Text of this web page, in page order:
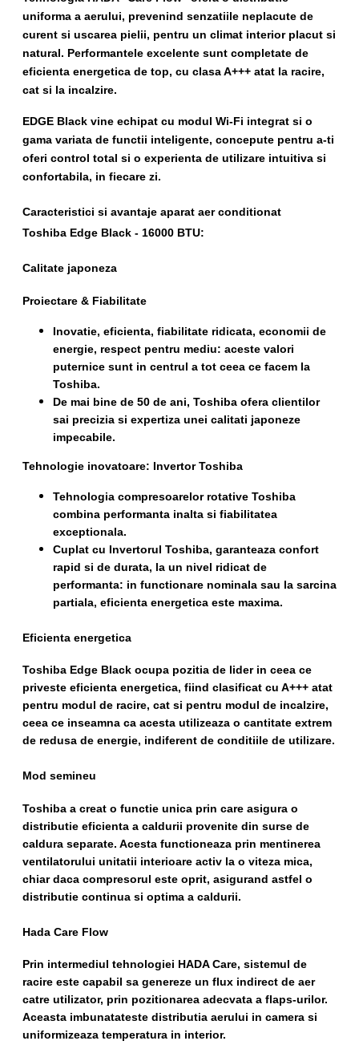
uniforma a aerului, prevenind senzatiile neplacute de
curent si uscarea pielii, pentru un climat interior placut si
natural. Performantele excelente sunt completate de
eficienta energetica de top, cu clasa A+++ atat la racire,
cat si la incalzire.
EDGE Black vine echipat cu modul Wi-Fi integrat si o
gama variata de functii inteligente, concepute pentru a-ti
oferi control total si o experienta de utilizare intuitiva si
confortabila, in fiecare zi.
Caracteristici si avantaje aparat aer conditionat
Toshiba Edge Black - 16000 BTU:
Calitate japoneza
Proiectare & Fiabilitate
Inovatie, eficienta, fiabilitate ridicata, economii de
energie, respect pentru mediu: aceste valori
puternice sunt in centrul a tot ceea ce facem la
Toshiba.
De mai bine de 50 de ani, Toshiba ofera clientilor
sai precizia si expertiza unei calitati japoneze
impecabile.
Tehnologie inovatoare: Invertor Toshiba
Tehnologia compresoarelor rotative Toshiba
combina performanta inalta si fiabilitatea
exceptionala.
Cuplat cu Invertorul Toshiba, garanteaza confort
rapid si de durata, la un nivel ridicat de
performanta: in functionare nominala sau la sarcina
partiala, eficienta energetica este maxima.
Eficienta energetica
Toshiba Edge Black ocupa pozitia de lider in ceea ce
priveste eficienta energetica, fiind clasificat cu A+++ atat
pentru modul de racire, cat si pentru modul de incalzire,
ceea ce inseamna ca acesta utilizeaza o cantitate extrem
de redusa de energie, indiferent de conditiile de utilizare.
Mod semineu
Toshiba a creat o functie unica prin care asigura o
distributie eficienta a caldurii provenite din surse de
caldura separate. Acesta functioneaza prin mentinerea
ventilatorului unitatii interioare activ la o viteza mica,
chiar daca compresorul este oprit, asigurand astfel o
distributie continua si optima a caldurii.
Hada Care Flow
Prin intermediul tehnologiei HADA Care, sistemul de
racire este capabil sa genereze un flux indirect de aer
catre utilizator, prin pozitionarea adecvata a flaps-urilor.
Aceasta imbunatateste distributia aerului in camera si
uniformizeaza temperatura in interior.